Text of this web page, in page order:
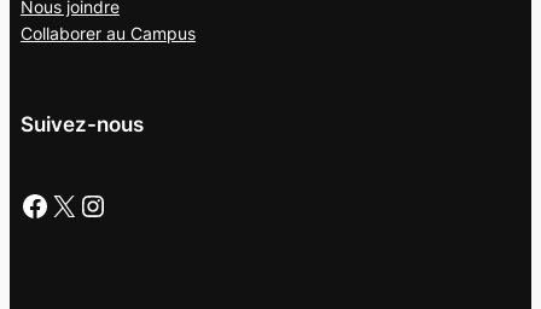
Nous joindre
Collaborer au Campus
Suivez-nous
Facebook X Instagram